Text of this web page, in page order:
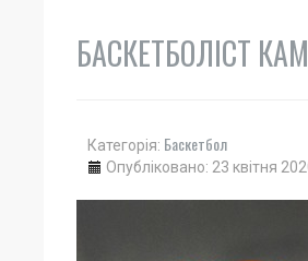
БАСКЕТБОЛІСТ
Категорія: Баскетбол
Опубліковано: 23 квітня